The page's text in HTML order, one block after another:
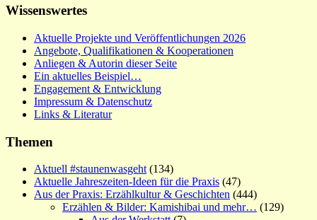
Wissenswertes
Aktuelle Projekte und Veröffentlichungen 2026
Angebote, Qualifikationen & Kooperationen
Anliegen & Autorin dieser Seite
Ein aktuelles Beispiel…
Engagement & Entwicklung
Impressum & Datenschutz
Links & Literatur
Themen
Aktuell #staunenwasgeht (134)
Aktuelle Jahreszeiten-Ideen für die Praxis (47)
Aus der Praxis: Erzählkultur & Geschichten (444)
Erzählen & Bilder: Kamishibai und mehr… (129)